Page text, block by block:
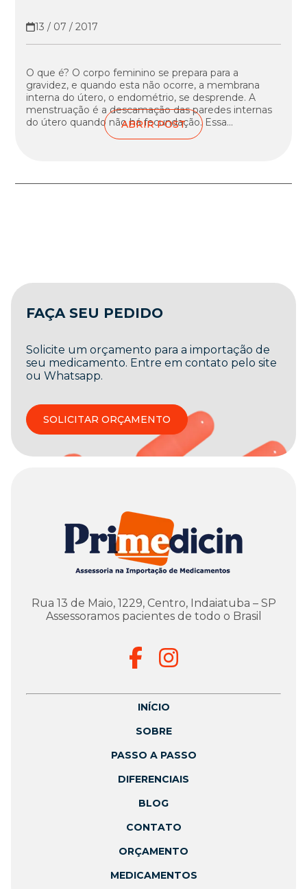
13 / 07 / 2017
O que é? O corpo feminino se prepara para a
gravidez, e quando esta não ocorre, a membrana
interna do útero, o endométrio, se desprende. A
menstruação é a descamação das paredes internas
do útero quando não há fecundação. Essa...
ABRIR POST
FAÇA SEU PEDIDO
Solicite um orçamento para a importação de
seu medicamento. Entre em contato pelo site
ou Whatsapp.
SOLICITAR ORÇAMENTO
Rua 13 de Maio, 1229, Centro, Indaiatuba – SP
Assessoramos pacientes de todo o Brasil
INÍCIO
SOBRE
PASSO A PASSO
DIFERENCIAIS
BLOG
CONTATO
ORÇAMENTO
MEDICAMENTOS